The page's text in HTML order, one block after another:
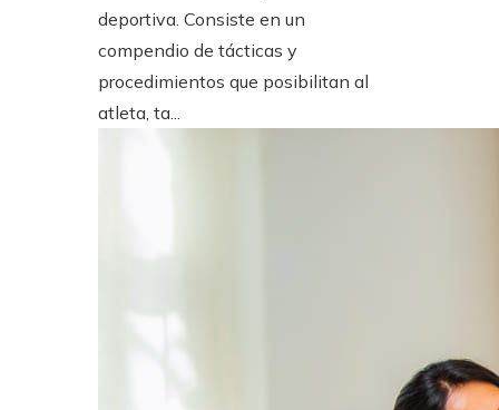
deportiva. Consiste en un
compendio de tácticas y
procedimientos que posibilitan al
atleta, ta...